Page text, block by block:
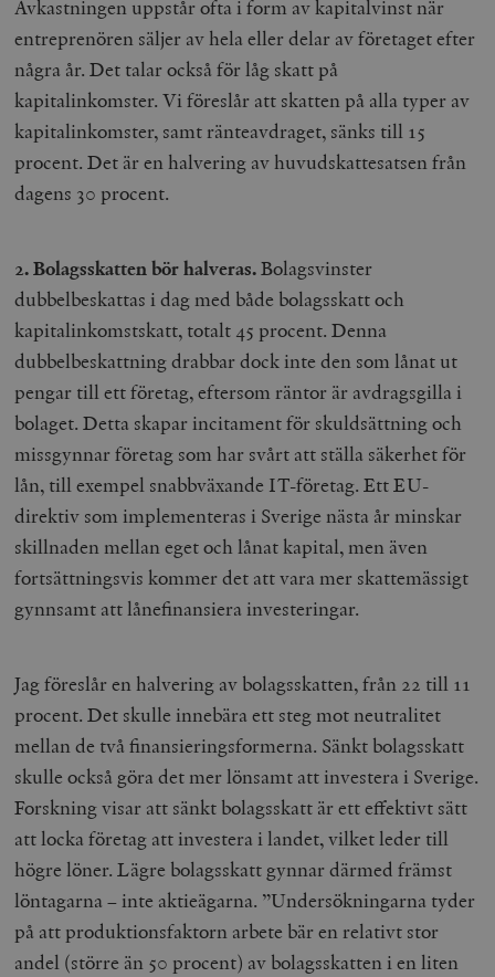
Avkastningen uppstår ofta i form av kapitalvinst när
entreprenören säljer av hela eller delar av företaget efter
några år. Det talar också för låg skatt på
kapitalinkomster. Vi föreslår att skatten på alla typer av
kapitalinkomster, samt ränteavdraget, sänks till 15
procent. Det är en halvering av huvudskattesatsen från
dagens 30 procent.
2. Bolagsskatten bör halveras.Bolagsvinster
dubbelbeskattas i dag med både bolagsskatt och
kapitalinkomstskatt, totalt 45 procent. Denna
dubbelbeskattning drabbar dock inte den som lånat ut
pengar till ett företag, eftersom räntor är avdragsgilla i
bolaget. Detta skapar incitament för skuldsättning och
missgynnar företag som har svårt att ställa säkerhet för
lån, till exempel snabbväxande IT-företag. Ett EU-
direktiv som implementeras i Sverige nästa år minskar
skillnaden mellan eget och lånat kapital, men även
fortsättningsvis kommer det att vara mer skattemässigt
gynnsamt att lånefinansiera investeringar.
Jag föreslår en halvering av bolagsskatten, från 22 till 11
procent. Det skulle innebära ett steg mot neutralitet
mellan de två finansieringsformerna. Sänkt bolagsskatt
skulle också göra det mer lönsamt att investera i Sverige.
Forskning visar att sänkt bolagsskatt är ett effektivt sätt
att locka företag att investera i landet, vilket leder till
högre löner. Lägre bolagsskatt gynnar därmed främst
löntagarna – inte aktieägarna. ”Undersökningarna tyder
på att produktionsfaktorn arbete bär en relativt stor
andel (större än 50 procent) av bolagsskatten i en liten